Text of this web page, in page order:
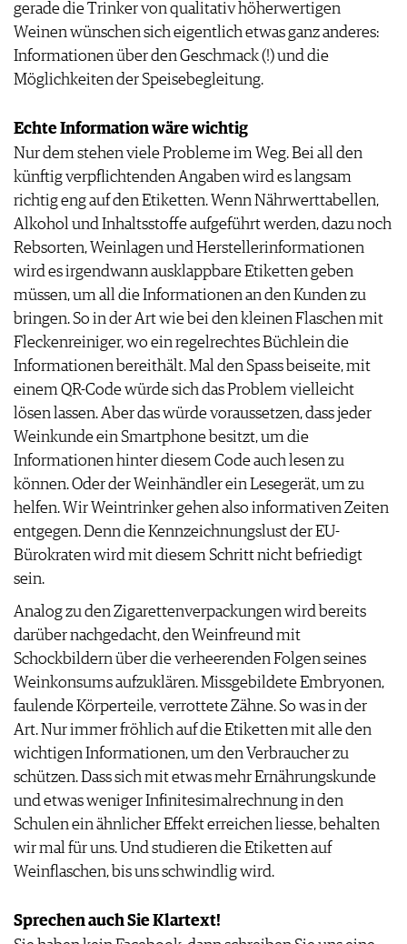
gerade die Trinker von qualitativ höherwertigen
Weinen wünschen sich eigentlich etwas ganz anderes:
Informationen über den Geschmack (!) und die
Möglichkeiten der Speisebegleitung.
Echte Information wäre wichtig
Nur dem stehen viele Probleme im Weg. Bei all den
künftig verpflichtenden Angaben wird es langsam
richtig eng auf den Etiketten. Wenn Nährwerttabellen,
Alkohol und Inhaltsstoffe aufgeführt werden, dazu noch
Rebsorten, Weinlagen und Herstellerinformationen
wird es irgendwann ausklappbare Etiketten geben
müssen, um all die Informationen an den Kunden zu
bringen. So in der Art wie bei den kleinen Flaschen mit
Fleckenreiniger, wo ein regelrechtes Büchlein die
Informationen bereithält. Mal den Spass beiseite, mit
einem QR-Code würde sich das Problem vielleicht
lösen lassen. Aber das würde voraussetzen, dass jeder
Weinkunde ein Smartphone besitzt, um die
Informationen hinter diesem Code auch lesen zu
können. Oder der Weinhändler ein Lesegerät, um zu
helfen. Wir Weintrinker gehen also informativen Zeiten
entgegen. Denn die Kennzeichnungslust der EU-
Bürokraten wird mit diesem Schritt nicht befriedigt
sein.
Analog zu den Zigarettenverpackungen wird bereits
darüber nachgedacht, den Weinfreund mit
Schockbildern über die verheerenden Folgen seines
Weinkonsums aufzuklären. Missgebildete Embryonen,
faulende Körperteile, verrottete Zähne. So was in der
Art. Nur immer fröhlich auf die Etiketten mit alle den
wichtigen Informationen, um den Verbraucher zu
schützen. Dass sich mit etwas mehr Ernährungskunde
und etwas weniger Infinitesimalrechnung in den
Schulen ein ähnlicher Effekt erreichen liesse, behalten
wir mal für uns. Und studieren die Etiketten auf
Weinflaschen, bis uns schwindlig wird.
Sprechen auch Sie Klartext!